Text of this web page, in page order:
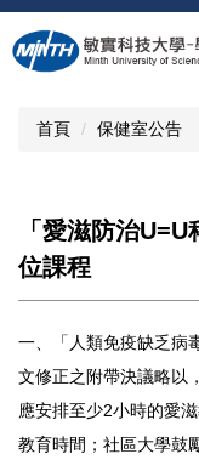
跳
到
主
首頁 保健室公告
「愛滋防治
位課程
一、「人類免疫缺乏病
文修正之附帶決議略以
應安排至少2小時的愛
教育時間；社區大學鼓